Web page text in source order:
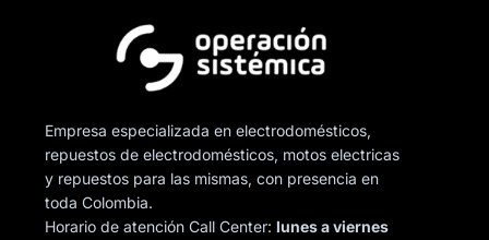
Empresa especializada en electrodomésticos,
repuestos de electrodomésticos, motos electricas
y repuestos para las mismas, con presencia en
toda Colombia.
Horario de atención Call Center:lunes a viernes